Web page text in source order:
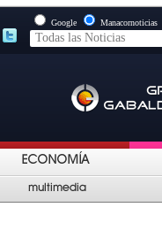
Google Manacornoticias